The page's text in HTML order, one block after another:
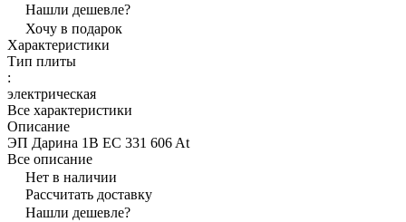
Нашли дешевле?
Хочу в подарок
Характеристики
Тип плиты
:
электрическая
Все характеристики
Описание
ЭП Дарина 1В ЕC 331 606 At
Все описание
Нет в наличии
Рассчитать доставку
Нашли дешевле?